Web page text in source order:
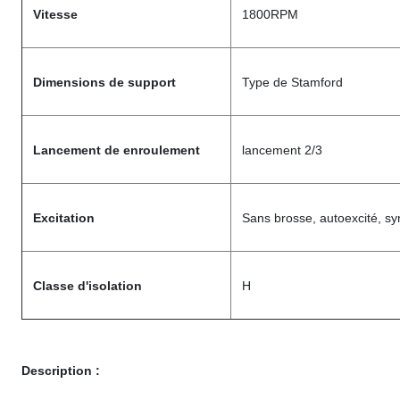
Vitesse 1800RPM
Dimensions de support Type de Stamford
Lancement de enroulement lancement 2/3
Excitation Sans brosse, autoexcité,
Classe d'isolation H
Description :